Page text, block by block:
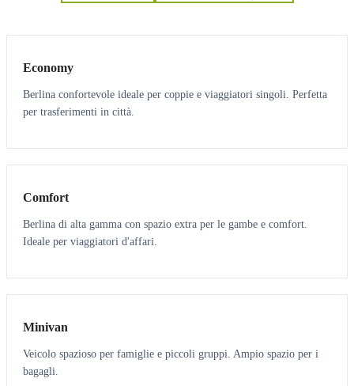
Economy
Berlina confortevole ideale per coppie e viaggiatori singoli. Perfetta
per trasferimenti in città.
3 3
Comfort
Berlina di alta gamma con spazio extra per le gambe e comfort.
Ideale per viaggiatori d'affari.
6 5
Minivan
Veicolo spazioso per famiglie e piccoli gruppi. Ampio spazio per i
bagagli.